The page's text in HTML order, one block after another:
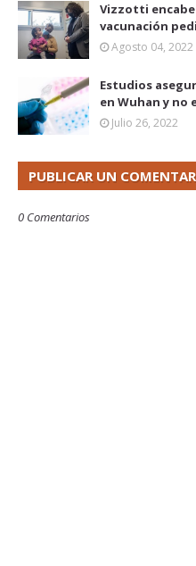
Vizzotti
vacunación
Agosto 04, 2022
Estudios
en Wuhan y
Julio 26, 2022
PUBLICAR UN
0 Comentarios